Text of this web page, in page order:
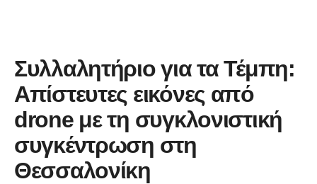
Συλλαλητήριο για τα Τέμπη:
Απίστευτες εικόνες από
drone με τη συγκλονιστική
συγκέντρωση στη
Θεσσαλονίκη